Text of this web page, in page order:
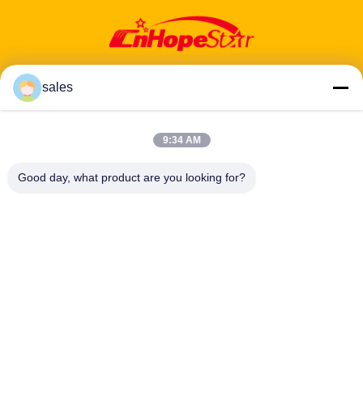
Adres: 601-606, verdieping 6, gebouw E, Yuanfen Industrial Park,
Tel:86-13424296897
sales
9:34 AM
Good day, what product are you looking for?